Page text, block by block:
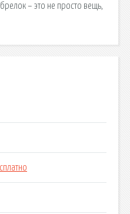
– это не просто вещь,